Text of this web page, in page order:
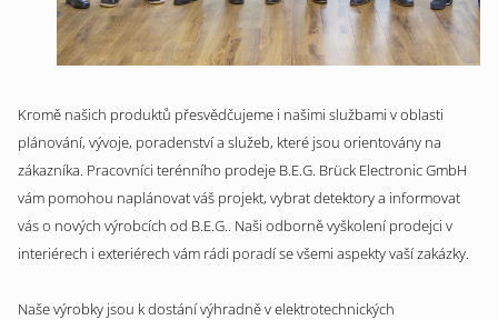
Kromě našich produktů přesvědčujeme i našimi službami v oblasti
plánování, vývoje, poradenství a služeb, které jsou orientovány na
zákazníka. Pracovníci terénního prodeje B.E.G. Brück Electronic GmbH
vám pomohou naplánovat váš projekt, vybrat detektory a informovat
vás o nových výrobcích od B.E.G.. Naši odborně vyškolení prodejci v
interiérech i exteriérech vám rádi poradí se všemi aspekty vaší zakázky.
Naše výrobky jsou k dostání výhradně v elektrotechnických